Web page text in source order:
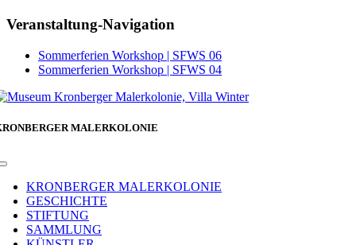
Facebook
Veranstaltung-Navigation
Sommerferien Workshop | SFWS 06
Sommerferien Workshop | SFWS 04
MALERKOLONIE
Toggle
NavigationKRONBERGER MALERKOLONIE
GESCHICHTE
STIFTUNG
SAMMLUNG